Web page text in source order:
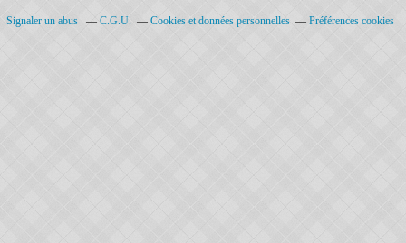
Signaler un abus C.G.U. Cookies et données personnelles Préférences cookies